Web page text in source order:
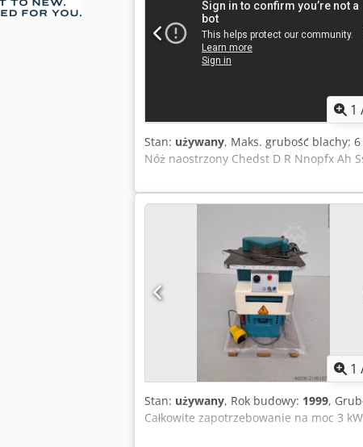
750 kg Stan bardzo dobry
1
Stan: używany, Maks. grubość blachy:
Nóż naostrzony Chedst D R Nnopfx Ah
1
Stan: używany, Rok budowy: 1999,
Całkowite zapotrzebowanie na moc 3